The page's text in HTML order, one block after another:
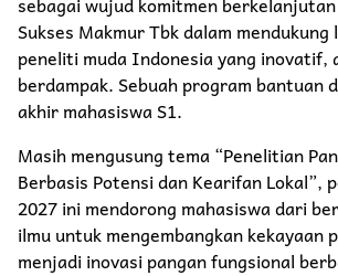
Sukses Makmur Tbk dalam
peneliti muda Indonesia yang inovatif,
berdampak. Sebuah program bantuan
akhir mahasiswa S1.
Masih mengusung tema “Penelitian
Berbasis Potensi dan Kearifan Lokal”,
2027 ini mendorong mahasiswa dari
ilmu untuk mengembangkan kekayaan
menjadi inovasi pangan fungsional